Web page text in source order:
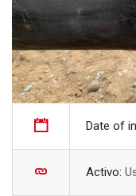
Date of
Activo: